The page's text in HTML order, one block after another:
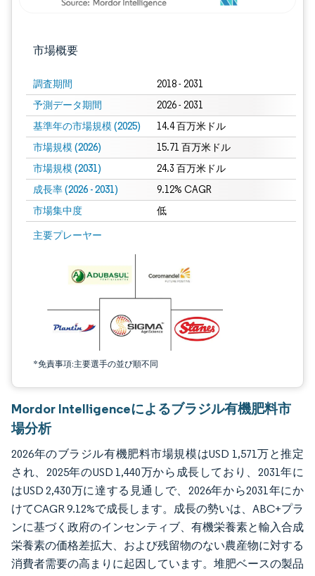
市場概要
調査期間 2018 - 2031
予測データ期間 2026 - 2031
基準年の市場規模 (2025) 14.4 百万米ドル
市場規模 (2026) 15.71 百万米ドル
市場規模 (2031) 24.3 百万米ドル
成長率 (2026 - 2031) 9.12% CAGR
市場集中度 低
主要プレーヤー
*免責事項:主要選手の並び順不同
画像 © Mordor Intelligence。再利用にはCC BY 4.0の表示が必要です。
Mordor Intelligenceによるブラジル有機肥料市
場分析
2026年のブラジル有機肥料市場規模はUSD 1,571万と推定
され、2025年のUSD 1,440万から成長しており、2031年に
はUSD 2,430万に達する見通しで、2026年から2031年にか
けてCAGR 9.12%で成長します。成長の勢いは、ABC+プラ
ンに基づく政府のインセンティブ、有機栄養素と輸入合成
栄養素の価格差拡大、および残留物のない農産物に対する
消費者需要の高まりに起因しています。堆肥ベースの製品